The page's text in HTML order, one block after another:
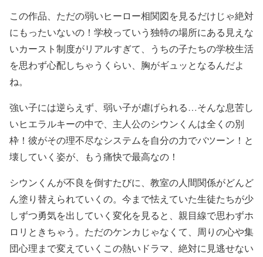
この作品、ただの弱いヒーロー相関図を見るだけじゃ絶対
にもったいないの！学校っていう独特の場所にある見えな
いカースト制度がリアルすぎて、うちの子たちの学校生活
を思わず心配しちゃうくらい、胸がギュッとなるんだよ
ね。
強い子には逆らえず、弱い子が虐げられる…そんな息苦し
いヒエラルキーの中で、主人公のシウンくんは全くの別
枠！彼がその理不尽なシステムを自分の力でバツーン！と
壊していく姿が、もう痛快で最高なの！
シウンくんが不良を倒すたびに、教室の人間関係がどんど
ん塗り替えられていくの。今まで怯えていた生徒たちが少
しずつ勇気を出していく変化を見ると、親目線で思わずホ
ロリときちゃう。ただのケンカじゃなくて、周りの心や集
団心理まで変えていくこの熱いドラマ、絶対に見逃せない